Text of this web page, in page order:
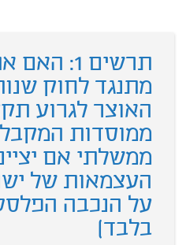
תרשים 1:
מתנגד לחוק
האוצר לגרוע
ממוסדות
ממשלתי אם
העצמאות של
על הנכבה
בלבד)